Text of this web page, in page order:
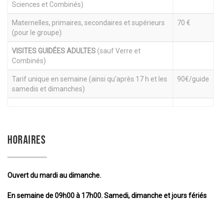
Sciences et Combinés)
Maternelles, primaires, secondaires et supérieurs
(pour le groupe)
70 €
VISITES GUIDÉES ADULTES (sauf Verre et
Combinés)
Tarif unique en semaine (ainsi qu'après 17 h et les
samedis et dimanches)
90€/guide
HORAIRES
Ouvert du mardi au dimanche.
En semaine de 09h00 à 17h00. Samedi, dimanche et jours fériés